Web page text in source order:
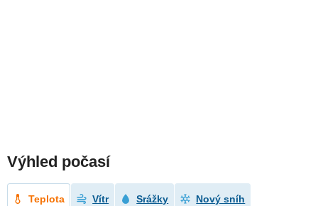
Výhled počasí
Teplota Vítr Srážky Nový sníh